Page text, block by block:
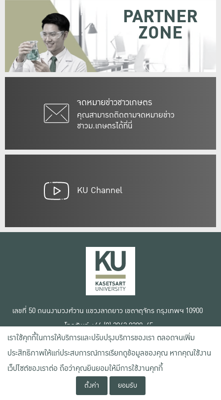
จดหมายข่าวชาวเกษตร
คุณสามารถติดตามจดหมายข่าว
ชาวม.เกษตรได้ที่นี่
PARTNER
ZONE
KU Channel
เลขที่ 50 ถนนงามวงศ์วาน แขวงลาดยาว เขตจตุจักร กรุงเทพฯ 10900
โทรศัพท์ +66 (0) 2942 8200-45
สงวนลิขสิทธิ์ © 2020 มหาวิทยาลัยเกษตรศาสตร์
เงื่อนไขการใช้งานเว็บไซต์
ข้อตกลงด้านสิทธิ์ใช้งาน
นโยบายความเป็นส่วนตัว
เราใช้คุกกี้ในการให้บริการและปรับปรุงบริการของเรา ตลอดจนเพิ่ม
ประสิทธิภาพให้แก่ประสบการณ์การเรียกดูข้อมูลของคุณ หากคุณใช้งาน
เว็ปไซต์ของเราต่อ ถือว่าคุณยินยอมให้มีการใช้งานคุกกี้
ตั้งค่า ยอมรับ